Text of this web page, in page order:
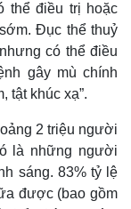
thể điều trị hoặc
Đục thể thuỷ
có thể điều
gây mù chính
tật khúc xạ”.
2 triệu người
là những người
sáng. 83% tỷ lệ
được (bao gồm